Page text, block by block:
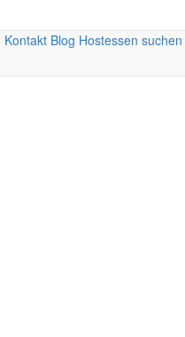
Kontakt Blog Hostessen suchen